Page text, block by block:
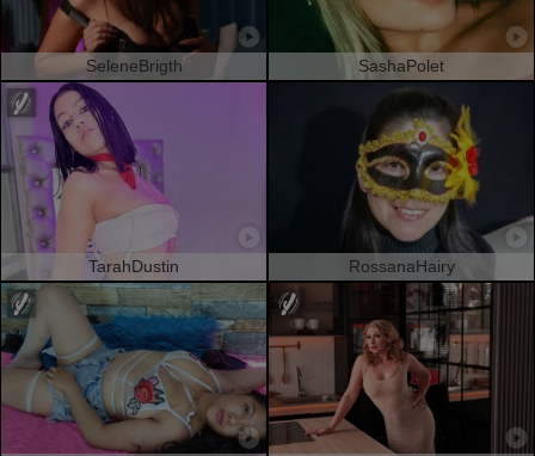
SeleneBrigth SashaPolet
TarahDustin RossanaHairy